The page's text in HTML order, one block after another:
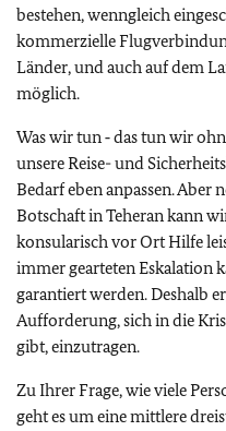
bestehen, wenngleich
kommerzielle
Länder, und auch auf dem
möglich.
Was wir tun ‑ das tun wir
unsere Reise- und
Bedarf eben anpassen. Aber
Botschaft in Teheran kann
konsularisch vor Ort Hilfe
immer gearteten Eskalation
garantiert werden. Deshalb
Aufforderung, sich in die
gibt, einzutragen.
Zu Ihrer Frage, wie viele
geht es um eine mittlere